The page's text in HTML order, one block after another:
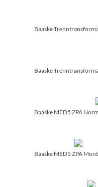
Baaske
Baaske
Baaske MED5 ZPA
Baaske MED5 ZPA